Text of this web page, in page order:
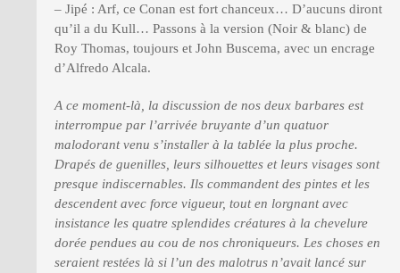
– Jipé : Arf, ce Conan est fort chanceux… D’aucuns diront
qu’il a du Kull… Passons à la version (Noir & blanc) de
Roy Thomas, toujours et John Buscema, avec un encrage
d’Alfredo Alcala.
A ce moment-là, la discussion de nos deux barbares est
interrompue par l’arrivée bruyante d’un quatuor
malodorant venu s’installer à la tablée la plus proche.
Drapés de guenilles, leurs silhouettes et leurs visages sont
presque indiscernables. Ils commandent des pintes et les
descendent avec force vigueur, tout en lorgnant avec
insistance les quatre splendides créatures à la chevelure
dorée pendues au cou de nos chroniqueurs. Les choses en
seraient restées là si l’un des malotrus n’avait lancé sur